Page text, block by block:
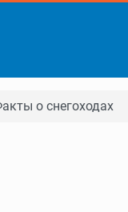
о снегоходах